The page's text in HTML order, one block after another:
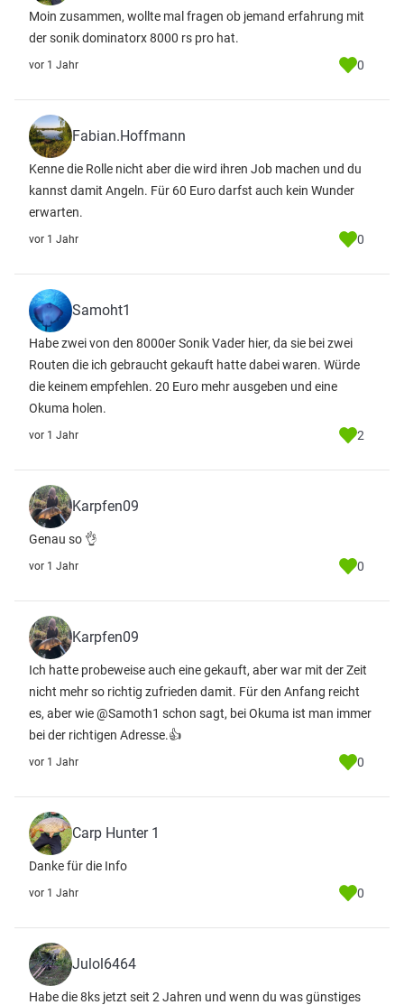
Moin zusammen, wollte mal fragen ob jemand erfahrung mit
der sonik dominatorx 8000 rs pro hat.
vor 1 Jahr 0
Fabian.Hoffmann
Kenne die Rolle nicht aber die wird ihren Job machen und du
kannst damit Angeln. Für 60 Euro darfst auch kein Wunder
erwarten.
vor 1 Jahr 0
Samoht1
Habe zwei von den 8000er Sonik Vader hier, da sie bei zwei
Routen die ich gebraucht gekauft hatte dabei waren. Würde
die keinem empfehlen. 20 Euro mehr ausgeben und eine
Okuma holen.
vor 1 Jahr 2
Karpfen09
Genau so 👌
vor 1 Jahr 0
Karpfen09
Ich hatte probeweise auch eine gekauft, aber war mit der Zeit
nicht mehr so richtig zufrieden damit. Für den Anfang reicht
es, aber wie @Samoth1 schon sagt, bei Okuma ist man immer
bei der richtigen Adresse.👍
vor 1 Jahr 0
Carp Hunter 1
Danke für die Info
vor 1 Jahr 0
Julol6464
Habe die 8ks jetzt seit 2 Jahren und wenn du was günstiges